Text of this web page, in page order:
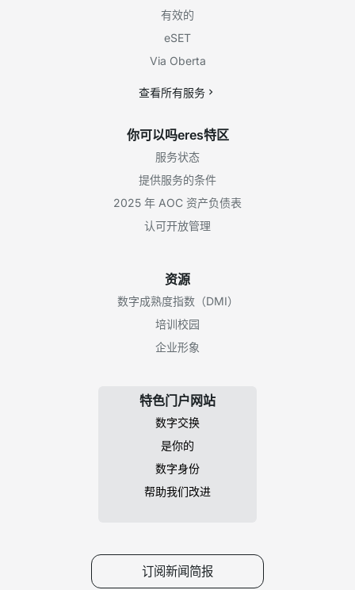
有效的
eSET
Via Oberta
查看所有服务
你可以吗eres特区
服务状态
提供服务的条件
2025 年 AOC 资产负债表
认可开放管理
资源
数字成熟度指数（DMI）
培训校园
企业形象
特色门户网站
数字交换
是你的
数字身份
帮助我们改进
订阅新闻简报